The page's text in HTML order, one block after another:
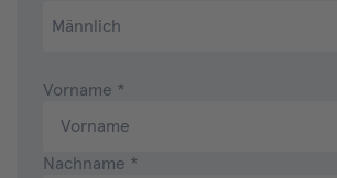
Vorname *
Nachname *